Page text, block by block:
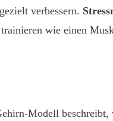
verbessern.
wie einen
Modell beschreibt,